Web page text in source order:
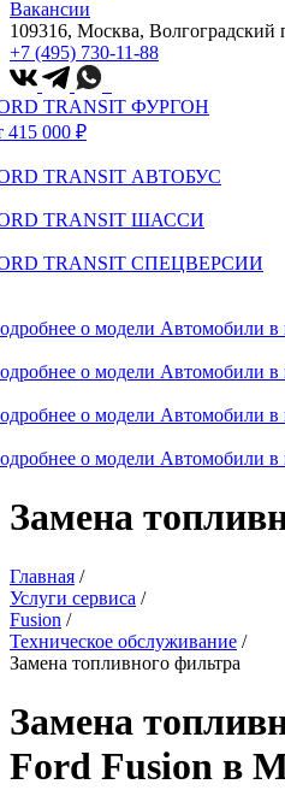
Вакансии
109316, Москва, Волгоградский
+7 (495) 730-11-88
TRANSIT ФУРГОН
415 000 ₽
TRANSIT АВТОБУС
TRANSIT ШАССИ
TRANSIT СПЕЦВЕРСИИ
о модели Автомобили в
о модели Автомобили в
о модели Автомобили в
о модели Автомобили в
Замена
Главная /
Услуги сервиса /
Fusion /
Техническое обслуживание /
Замена топливного фильтра
Замена
Ford Fusion в